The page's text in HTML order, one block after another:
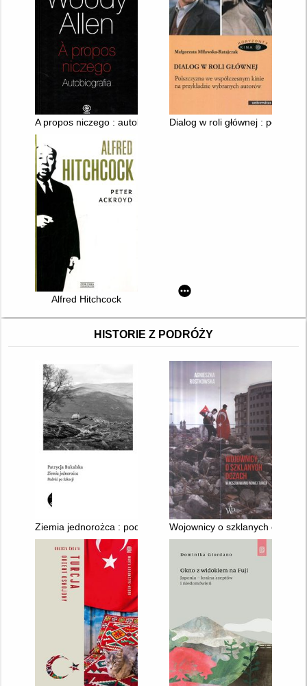
A propos niczego : autobiografiaDialog w roli głównej :
Alfred Hitchcock
HISTORIE Z PODRÓŻY
Ziemia jednorożca : podróż po SzkocjiWojownicy o szklanych